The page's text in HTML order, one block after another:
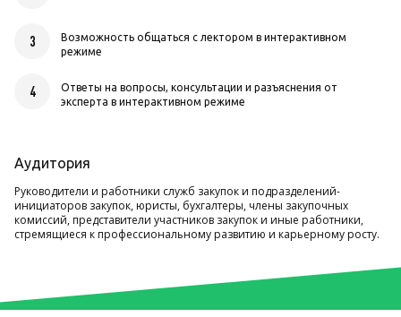
3
Возможность общаться с лектором в интерактивном
режиме
4
Ответы на вопросы, консультации и разъяснения от
эксперта в интерактивном режиме
Аудитория
Руководители и работники служб закупок и подразделений-
инициаторов закупок, юристы, бухгалтеры, члены закупочных
комиссий, представители участников закупок и иные работники,
стремящиеся к профессиональному развитию и карьерному росту.